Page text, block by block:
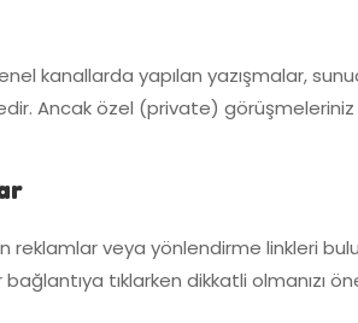
kanallarda yapılan yazışmalar,
Ancak özel (private)
reklamlar veya yönlendirme linkleri
tıklarken dikkatli olmanızı